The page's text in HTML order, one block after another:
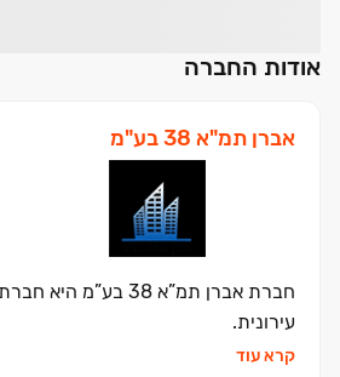
אודות החברה
אברן תמ"א 38 בע"מ
חברת אברן תמ”א
עירונית.
קרא עוד